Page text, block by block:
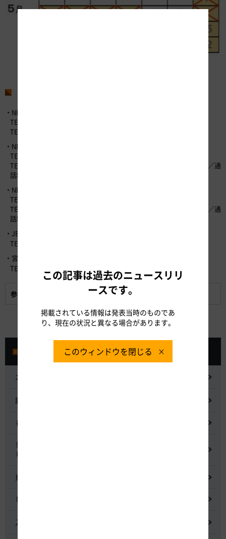
・NEXCO東日本お客さまセンター （24時間365日対応）
TEL：0570-024-024 （通話料有料）
TEL：03-5308-2424 （通話料有料）
・NEXCO中日本お客さまセンター （24時間365日対応）
TEL：0120-922-229 （フリーダイヤル）
TEL：052-223-0333 （フリーダイヤルがご利用になれないお客さま／通
話料有料）
・NEXCO西日本お客さまセンター （24時間365日対応）
TEL：0120-924-863 （フリーダイヤル）
TEL：06-6876-9031 （フリーダイヤルがご利用になれないお客さま／通
話料有料）
・JB本四高速お客さま窓口 （9時～17時30分）
TEL：078-291-1033 （通話料有料）
・宮城県道路公社 総務課 （9時～17時）
TEL：022-263-0566 （通話料有料）
参考資料: 休日割引について
ニュースリリース
記者会見
都市間高速道路料金割引検討会
鋼少数主桁橋の床版下面吹付コンクリートはく離・落下事象調査
検討委員会
東名高速道路宇利トンネル照明灯具落下事象調査検討会
NEXCO中日本グループの経営上の課題と取組み
入札に係る不正行為に関する調査及び再発防止のための委員会
この記事は過去のニュースリリ
ースです。
掲載されている情報は発表当時のものであ
り、現在の状況と異なる場合があります。
このウィンドウを閉じる